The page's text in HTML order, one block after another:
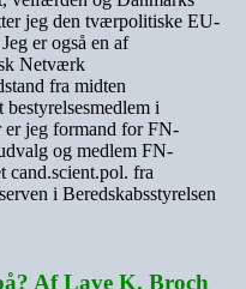
jeg den tværpolitiske EU-
er også en af
Netværk
fra midten
i
jeg formand for FN-
og medlem FN-
cand.scient.pol. fra
i Beredskabsstyrelsen
Af Lave K. Broch